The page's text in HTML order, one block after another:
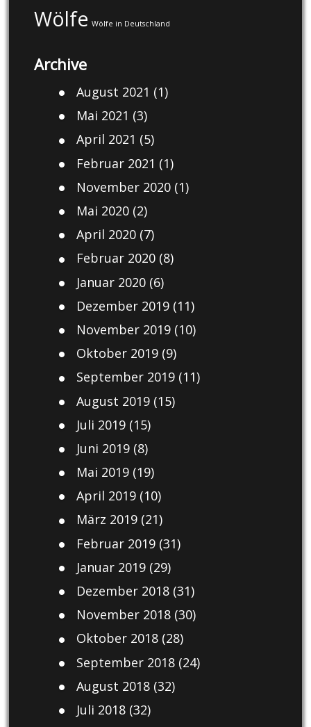
Wölfe Wölfe in Deutschland
Archive
August 2021 (1)
Mai 2021 (3)
April 2021 (5)
Februar 2021 (1)
November 2020(1)
Mai 2020(2)
April 2020(7)
Februar 2020(8)
Januar 2020(6)
Dezember 2019(11)
November 2019(10)
Oktober 2019(9)
September 2019(11)
August 2019(15)
Juli 2019(15)
Juni 2019(8)
Mai 2019(19)
April 2019(10)
März 2019(21)
Februar 2019(31)
Januar 2019(29)
Dezember 2018(31)
November 2018(30)
Oktober 2018(28)
September 2018(24)
August 2018(32)
Juli 2018(32)